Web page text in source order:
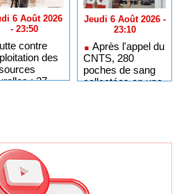
6 Août 2026
- 23:50
contre
des
: 27
Jeudi 6 Août 2026 -
23:10
Après l'appel du
CNTS, 280
poches de sang
collectées en une